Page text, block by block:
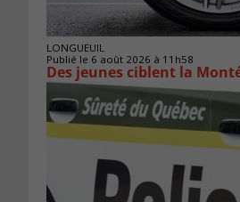
LONGUEUIL
Publié le 6 août 2026 à 11h58
Des jeunes ciblent la